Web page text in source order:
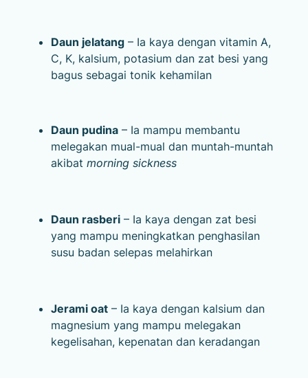
Daun jelatang– Ia kaya dengan vitamin A,
C, K, kalsium, potasium dan zat besi yang
bagus sebagai tonik kehamilan
Daun pudina– Ia mampu membantu
melegakan mual-mual dan muntah-muntah
akibat morning sickness
Daun rasberi– Ia kaya dengan zat besi
yang mampu meningkatkan penghasilan
susu badan selepas melahirkan
Jerami oat– Ia kaya dengan kalsium dan
magnesium yang mampu melegakan
kegelisahan, kepenatan dan keradangan